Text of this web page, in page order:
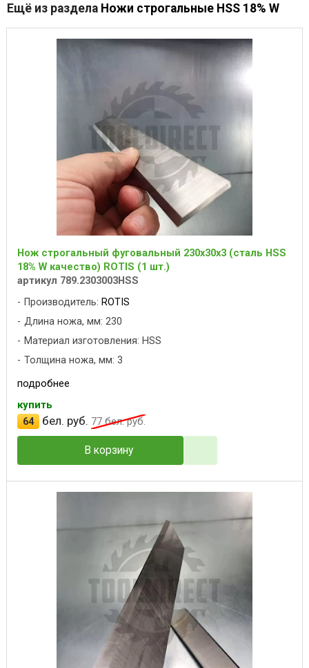
Ещё из раздела Ножи строгальные HSS 18% W
Нож строгальный фуговальный 230x30x3 (сталь HSS
18% W качество) ROTIS (1 шт.)
артикул 789.2303003HSS
Производитель: ROTIS
Длина ножа, мм: 230
Материал изготовления: HSS
Толщина ножа, мм: 3
подробнее
купить
64
бел. руб. 77бел. руб.
В корзину